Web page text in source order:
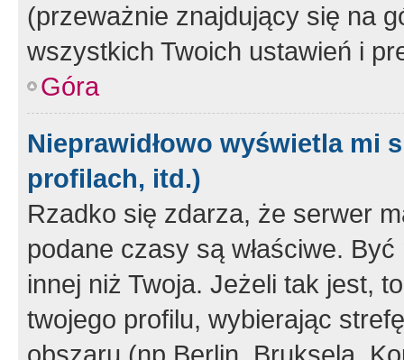
(przeważnie znajdujący się na
wszystkich Twoich ustawień i
Góra
Nieprawidłowo wyświetla mi
profilach, itd.)
Rzadko się zdarza, że serwer
podane czasy są właściwe.
innej niż Twoja. Jeżeli tak jest,
twojego profilu, wybierając